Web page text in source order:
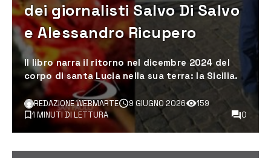
dei giornalisti Salvo Di Salvo
e Alessandro Ricupero
Il libro narra il ritorno nel dicembre 2024 del
corpo di santa Lucia nella sua terra: la Sicilia.
REDAZIONE WEBMARTE 9 GIUGNO 2026
159
1 MINUTI DI LETTURA
0